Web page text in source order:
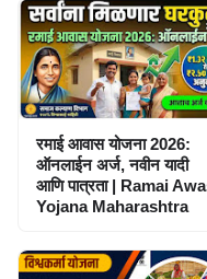
रमाई आवास योजना 2026:
ऑनलाईन अर्ज, नवीन यादी
आणि पात्रता | Ramai Awas
Yojana Maharashtra